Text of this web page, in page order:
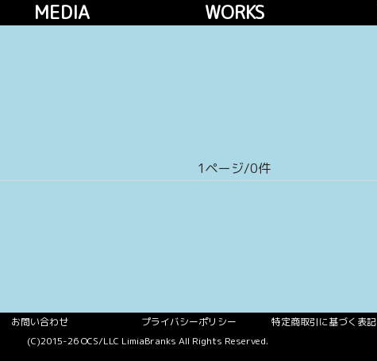
MEDIA WORKS
1ページ/0件
お問い合わせ プライバシーポリシー
特定商取引に基づく表記
(C)2015-26 OCS/LLC LimiaBranks All Rights Reserved.